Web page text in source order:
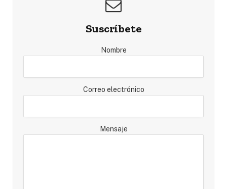
Suscríbete
Nombre
Correo electrónico
Mensaje